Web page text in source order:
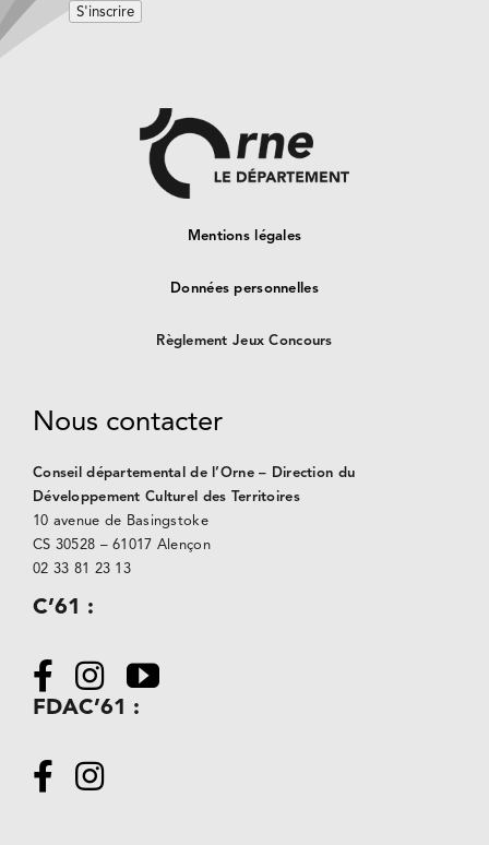
Mentions légales
Données personnelles
Règlement Jeux Concours
Nous contacter
Conseil départemental de l’Orne – Direction du
Développement Culturel des Territoires
10 avenue de Basingstoke
CS 30528 –61017 Alençon
02 33 81 23 13
C’61 :
FDAC’61 :